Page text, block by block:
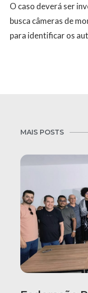
O caso deverá ser
busca câmeras de
para identificar os
MAIS POSTS